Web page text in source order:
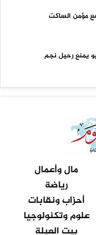
مؤمن الساكت
يمنع رحيل نجم
مال وأعمال
رياضة
أحزاب ونقابات
علوم وتكنولوجيا
بيت العيلة